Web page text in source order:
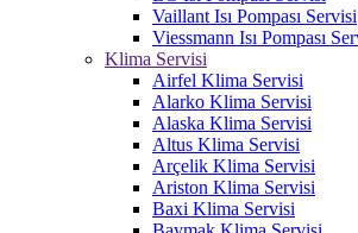
Vaillant Isı Pompası Servisi
Viessmann Isı Pompası
Klima Servisi
Airfel Klima Servisi
Alarko Klima Servisi
Alaska Klima Servisi
Altus Klima Servisi
Arçelik Klima Servisi
Ariston Klima Servisi
Baxi Klima Servisi